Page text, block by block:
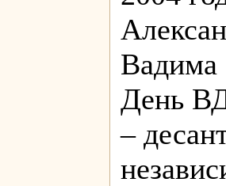
Вадима
День
–